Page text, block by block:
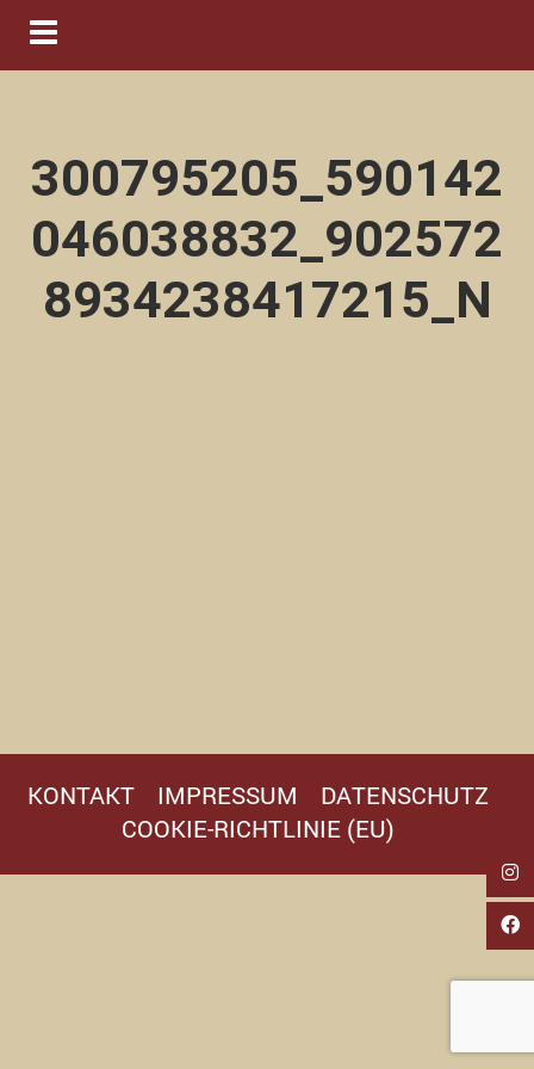
Navigation ein-/ausblenden
300795205_590142
046038832_902572
8934238417215_N
KONTAKT IMPRESSUM
DATENSCHUTZ
COOKIE-RICHTLINIE (EU)